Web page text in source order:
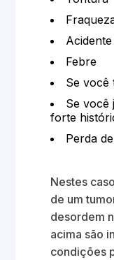
Febre
Se você
Se você
forte
Perda
Nestes
de um
desordem
acima são
condições